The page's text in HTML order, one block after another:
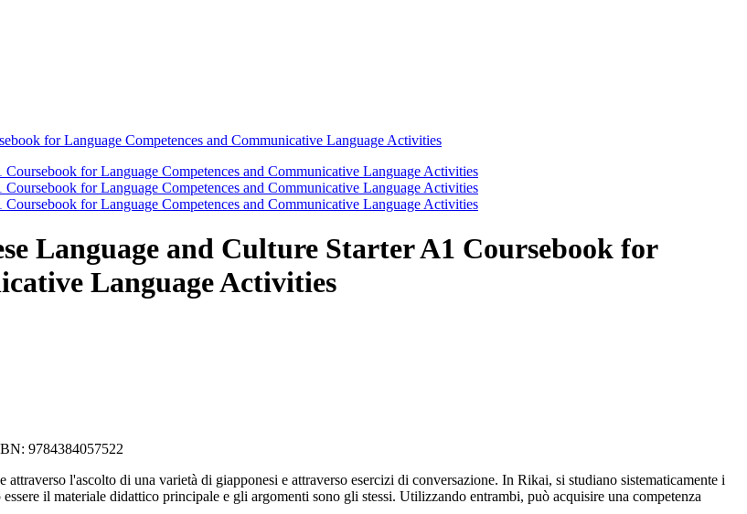
Language and Culture Starter A1 Coursebook for
Language Activities
9784384057522
l'ascolto di una varietà di giapponesi e attraverso esercizi di conversazione. In Rikai, si studiano sistematicamente i
il materiale didattico principale e gli argomenti sono gli stessi. Utilizzando entrambi, può acquisire una competenza